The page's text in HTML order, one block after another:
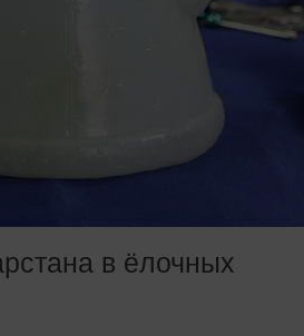
в ёлочных